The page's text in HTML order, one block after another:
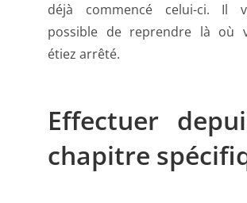
déjà commencé celui-ci. Il
possible de reprendre là où
étiez arrêté.
Effectuer
chapitre